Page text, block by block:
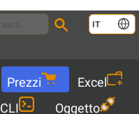
IT
Prezzi
Excel
CLI
Oggetto